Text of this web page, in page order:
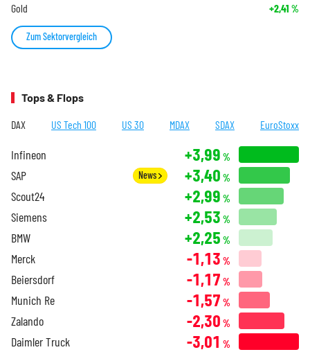
Gold +2,41 %
Zum Sektorvergleich
Tops & Flops
DAX US Tech 100 US 30 MDAX SDAX EuroStoxx
Infineon +3,99 %
SAP News +3,40 %
Scout24 +2,99 %
Siemens +2,53 %
BMW +2,25 %
Merck -1,13 %
Beiersdorf -1,17 %
Munich Re -1,57 %
Zalando -2,30 %
Daimler Truck -3,01 %